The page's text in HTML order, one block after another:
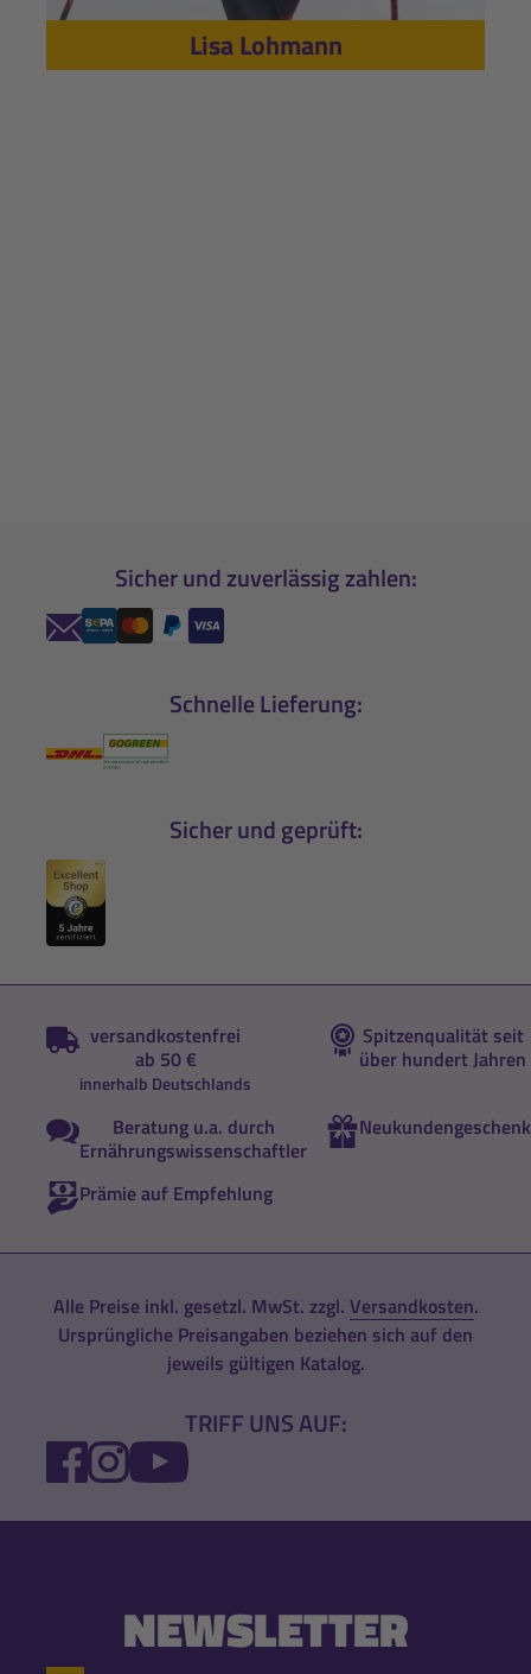
Lisa Lohmann
Sicher und zuverlässig zahlen:
Schnelle Lieferung:
Sicher und geprüft:
versandkostenfrei
ab 50 €
innerhalb Deutschlands
Spitzenqualität seit
über hundert Jahren
Beratung u.a. durch
Ernährungswissenschaftler
Neukundengeschenk
Prämie auf Empfehlung
Alle Preise inkl. gesetzl. MwSt. zzgl. Versandkosten.
Ursprüngliche Preisangaben beziehen sich auf den
jeweils gültigen Katalog.
TRIFF UNS AUF:
FACEBOOK
INSTAGRAM
YOUTUBE
NEWSLETTER